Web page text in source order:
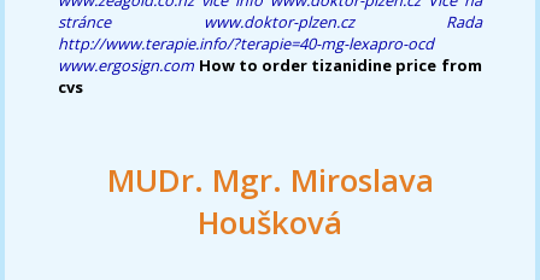
stránce
www.doktor-plzen.cz
Rada
http://www.terapie.info/?terapie=40-mg-lexapro-ocd
www.ergosign.com How to order tizanidine price from
cvs
MUDr. Mgr. Miroslava
Houšková